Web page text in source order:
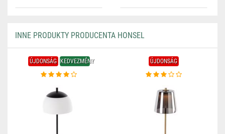
INNE PRODUKTY PRODUCENTA HONSEL
ÚJDONSÁG KEDVEZMÉNY ÚJDONSÁG